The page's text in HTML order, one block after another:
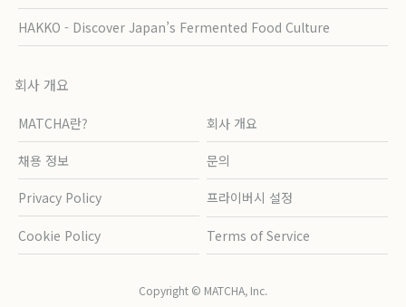
HAKKO - Discover Japan’s Fermented Food Culture
회사 개요
MATCHA란? 회사 개요
채용 정보 문의
Privacy Policy 프라이버시 설정
Cookie Policy Terms of Service
Copyright © MATCHA, Inc.